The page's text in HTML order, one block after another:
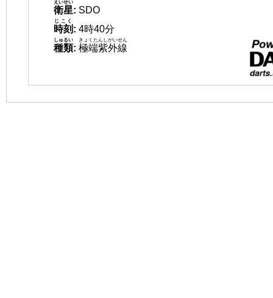
衛星
えいせい
: SDO
時刻
じこく
: 4時40分
種類
しゅるい
: 極端紫外線
きょくたんしがいせん